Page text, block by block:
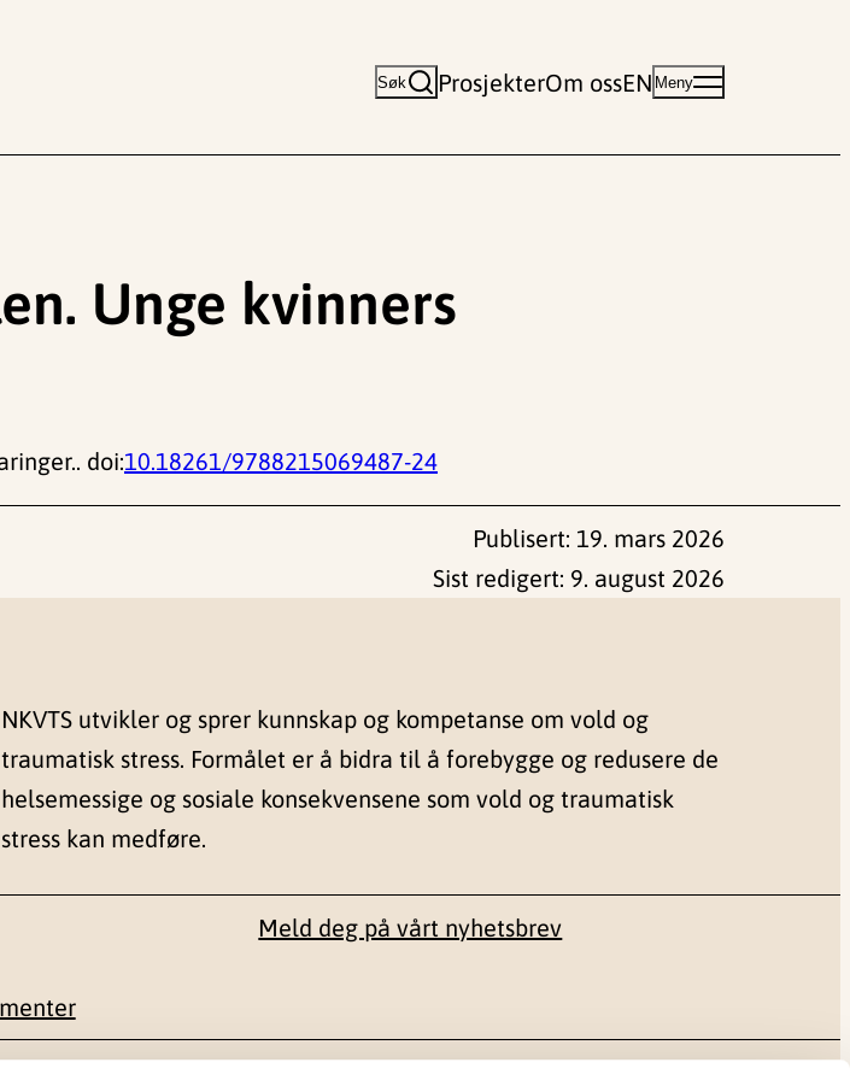
Søk ProsjekterOm ossEN Meny
Unge kvinners
doi:10.18261/9788215069487-24
Publisert: 19. mars 2026
Sist redigert: 9. august 2026
NKVTS utvikler og sprer kunnskap og kompetanse om vold og
traumatisk stress. Formålet er å bidra til å forebygge og redusere de
helsemessige og sosiale konsekvensene som vold og traumatisk
stress kan medføre.
Meld deg på vårt nyhetsbrev